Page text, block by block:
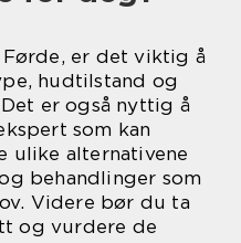
er det viktig å
hudtilstand og
er også nyttig å
som kan
ulike alternativene
behandlinger som
Videre bør du ta
og vurdere de